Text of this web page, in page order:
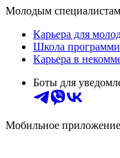
Молодым специалистам
Карьера для
Школа
Карьера в
Боты для
Мобильное приложение